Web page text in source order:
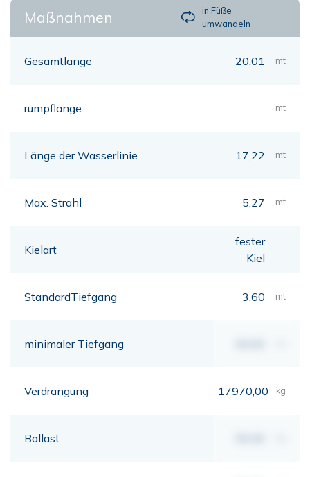
Maßnahmen
in Füße
umwandeln
Gesamtlänge 20,01 mt
rumpflänge mt
Länge der Wasserlinie 17,22 mt
Max. Strahl 5,27 mt
Kielart
fester
Kiel
StandardTiefgang 3,60 mt
minimaler Tiefgang
Verdrängung 17970,00 kg
Ballast